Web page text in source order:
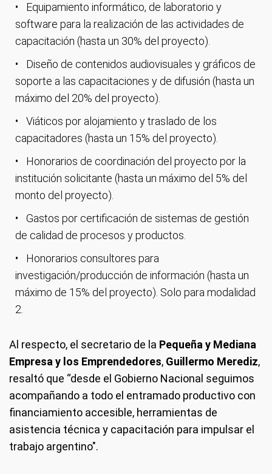
Equipamiento informático, de laboratorio y
software para la realización de las actividades de
capacitación (hasta un 30% del proyecto).
Diseño de contenidos audiovisuales y gráficos de
soporte a las capacitaciones y de difusión (hasta un
máximo del 20% del proyecto).
Viáticos por alojamiento y traslado de los
capacitadores (hasta un 15% del proyecto).
Honorarios de coordinación del proyecto por la
institución solicitante (hasta un máximo del 5% del
monto del proyecto).
Gastos por certificación de sistemas de gestión
de calidad de procesos y productos.
Honorarios consultores para
investigación/producción de información (hasta un
máximo de 15% del proyecto). Solo para modalidad
2.
Al respecto, el secretario de la Pequeña y Mediana
Empresa y los Emprendedores, Guillermo Merediz,
resaltó que “desde el Gobierno Nacional seguimos
acompañando a todo el entramado productivo con
financiamiento accesible, herramientas de
asistencia técnica y capacitación para impulsar el
trabajo argentino".